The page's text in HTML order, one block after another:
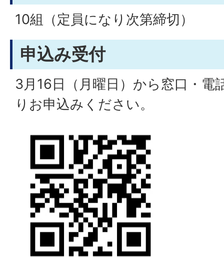
10組（定員になり次第締切）
申込み受付
3月16日（月曜日）から窓口・電
りお申込みください。